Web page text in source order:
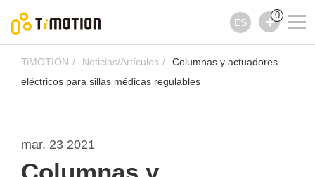
ES
0
TiMOTION Noticias/Artículos
Columnas y actuadores
eléctricos para sillas médicas regulables
mar. 23 2021